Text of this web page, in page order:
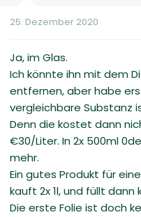
25. Dezember 2020
Ja, im Glas.
Ich könnte ihn mit dem
entfernen, aber habe
vergleichbare Substanz
Denn die kostet dann
€30/Liter. In 2x 500ml
mehr.
Ein gutes Produkt für
kauft 2x 1l, und füllt dann
Die erste Folie ist doch